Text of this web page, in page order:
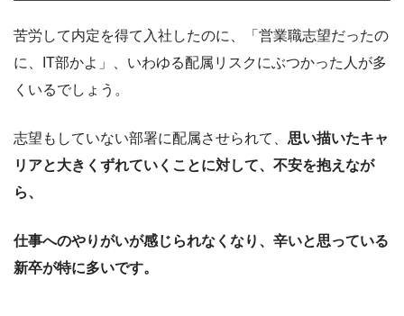
苦労して内定を得て入社したのに、「営業職志望だったの
に、IT部かよ」、いわゆる配属リスクにぶつかった人が多
くいるでしょう。
志望もしていない部署に配属させられて、 思い描いたキャ
リアと大きくずれていくことに対して、不安を抱えなが
ら、
仕事へのやりがいが感じられなくなり、 辛いと思っている
新卒が特に多いです。